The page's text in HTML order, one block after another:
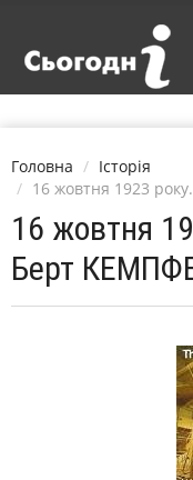
Головна
Історія
16 жовтня 1923
16 жовтня
Берт